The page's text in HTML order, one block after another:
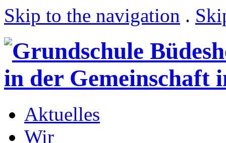
Skip to the navigation .
Aktuelles
Wir